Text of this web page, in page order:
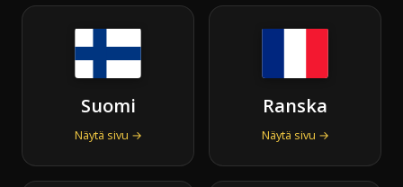
Suomi
Näytä sivu →
Ranska
Näytä sivu →